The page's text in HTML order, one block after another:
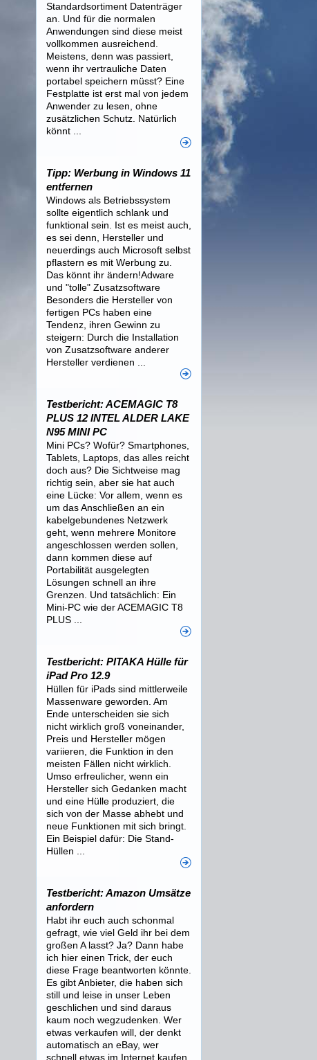
Standardsortiment Datenträger
an. Und für die normalen
Anwendungen sind diese meist
vollkommen ausreichend.
Meistens, denn was passiert,
wenn ihr vertrauliche Daten
portabel speichern müsst? Eine
Festplatte ist erst mal von jedem
Anwender zu lesen, ohne
zusätzlichen Schutz. Natürlich
könnt ...
Tipp: Werbung in Windows 11
entfernen
Windows als Betriebssystem
sollte eigentlich schlank und
funktional sein. Ist es meist auch,
es sei denn, Hersteller und
neuerdings auch Microsoft selbst
pflastern es mit Werbung zu.
Das könnt ihr ändern!Adware
und "tolle" Zusatzsoftware
Besonders die Hersteller von
fertigen PCs haben eine
Tendenz, ihren Gewinn zu
steigern: Durch die Installation
von Zusatzsoftware anderer
Hersteller verdienen ...
Testbericht: ACEMAGIC T8
PLUS 12 INTEL ALDER LAKE
N95 MINI PC
Mini PCs? Wofür? Smartphones,
Tablets, Laptops, das alles reicht
doch aus? Die Sichtweise mag
richtig sein, aber sie hat auch
eine Lücke: Vor allem, wenn es
um das Anschließen an ein
kabelgebundenes Netzwerk
geht, wenn mehrere Monitore
angeschlossen werden sollen,
dann kommen diese auf
Portabilität ausgelegten
Lösungen schnell an ihre
Grenzen. Und tatsächlich: Ein
Mini-PC wie der ACEMAGIC T8
PLUS ...
Testbericht: PITAKA Hülle für
iPad Pro 12.9
Hüllen für iPads sind mittlerweile
Massenware geworden. Am
Ende unterscheiden sie sich
nicht wirklich groß voneinander,
Preis und Hersteller mögen
variieren, die Funktion in den
meisten Fällen nicht wirklich.
Umso erfreulicher, wenn ein
Hersteller sich Gedanken macht
und eine Hülle produziert, die
sich von der Masse abhebt und
neue Funktionen mit sich bringt.
Ein Beispiel dafür: Die Stand-
Hüllen ...
Testbericht: Amazon Umsätze
anfordern
Habt ihr euch auch schonmal
gefragt, wie viel Geld ihr bei dem
großen A lasst? Ja? Dann habe
ich hier einen Trick, der euch
diese Frage beantworten könnte.
Es gibt Anbieter, die haben sich
still und leise in unser Leben
geschlichen und sind daraus
kaum noch wegzudenken. Wer
etwas verkaufen will, der denkt
automatisch an eBay, wer
schnell etwas im Internet kaufen